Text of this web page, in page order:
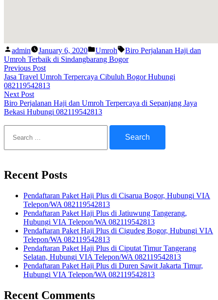
Posted
by
admin January 6, 2020
Posted
in
Umroh Tags:
Biro Perjalanan Haji dan
Umroh Terbaik di Sindangbarang Bogor
Post
navigation
Previous PostPrevious
post:
Jasa Travel Umroh Terpercaya Cibuluh Bogor Hubungi
082119542813
Next PostNext
post:
Biro Perjalanan Haji dan Umroh Terpercaya di Sepanjang Jaya
Bekasi Hubungi 082119542813
for:
Recent Posts
Pendaftaran Paket Haji Plus di Cisarua Bogor, Hubungi VIA
Telepon/WA 082119542813
Pendaftaran Paket Haji Plus di Jatiuwung Tangerang,
Hubungi VIA Telepon/WA 082119542813
Pendaftaran Paket Haji Plus di Cigudeg Bogor, Hubungi VIA
Telepon/WA 082119542813
Pendaftaran Paket Haji Plus di Ciputat Timur Tangerang
Selatan, Hubungi VIA Telepon/WA 082119542813
Pendaftaran Paket Haji Plus di Duren Sawit Jakarta Timur,
Hubungi VIA Telepon/WA 082119542813
Recent Comments